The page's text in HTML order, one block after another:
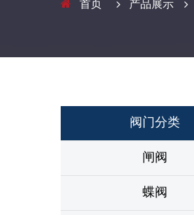
首页 产品展示
阀门分类
闸阀
蝶阀